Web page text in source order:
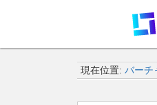
現在位置: バーチ